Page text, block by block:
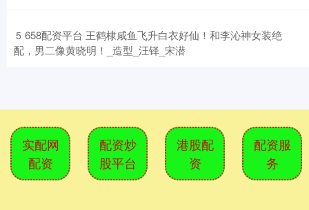
5 ​658配资平台 王鹤棣咸鱼飞升白衣好仙！和李沁神女装绝
配，男二像黄晓明！_造型_汪铎_宋潜
实配网
配资
配资炒
股平台
港股配
资
配资服
务